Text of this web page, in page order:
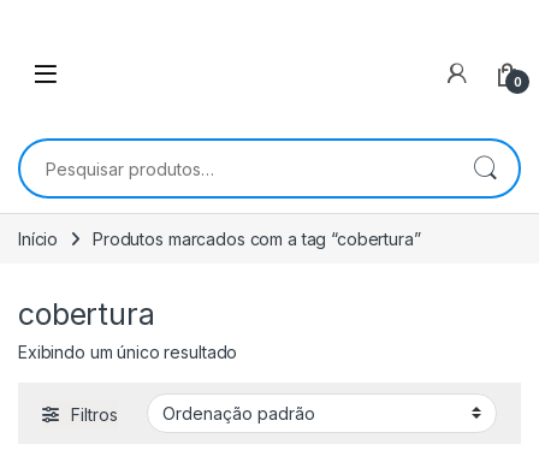
0
Pesquisar por:
Início Produtos marcados com a tag “cobertura”
cobertura
Exibindo um único resultado
Filtros